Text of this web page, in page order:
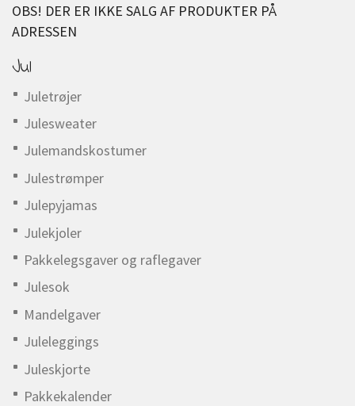
OBS! DER ER IKKE SALG AF PRODUKTER PÅ
ADRESSEN
Jul
Juletrøjer
Julesweater
Julemandskostumer
Julestrømper
Julepyjamas
Julekjoler
Pakkelegsgaver og raflegaver
Julesok
Mandelgaver
Juleleggings
Juleskjorte
Pakkekalender